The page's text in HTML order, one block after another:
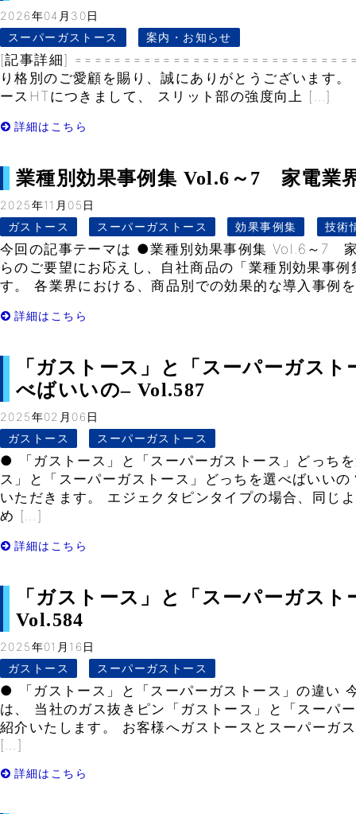
2026年04月30日
スーパーガストース
案内・お知らせ
[記事詳細]
り格別のご愛顧を賜り、誠にありがとうございます
ースHTにつきまして、 スリット部の強度向上 […]
詳細はこちら
業種別効果事例集 Vol.6～7 家電
2025年11月05日
ガストース
スーパーガストース 効果事例集 技術
今回の記事テーマは ●業種別効果事例集 Vol.6～
らのご要望にお応えし、自社商品の「業種別効果事
す。 各業界における、商品別での効果的な導入事例
詳細はこちら
「ガストース」と「スーパーガス
べばいいの– Vol.587
2025年02月06日
ガストース
スーパーガストース
● 「ガストース」と「スーパーガストース」どっち
ス」と「スーパーガストース」どっちを選べばいい
いただきます。 エジェクタピンタイプの場合、同じ
め […]
詳細はこちら
「ガストース」と「スーパーガスト
Vol.584
2025年01月16日
ガストース
スーパーガストース
● 「ガストース」と「スーパーガストース」の違い
は、 当社のガス抜きピン「ガストース」と「スーパ
紹介いたします。 お客様へガストースとスーパーガ
[…]
詳細はこちら